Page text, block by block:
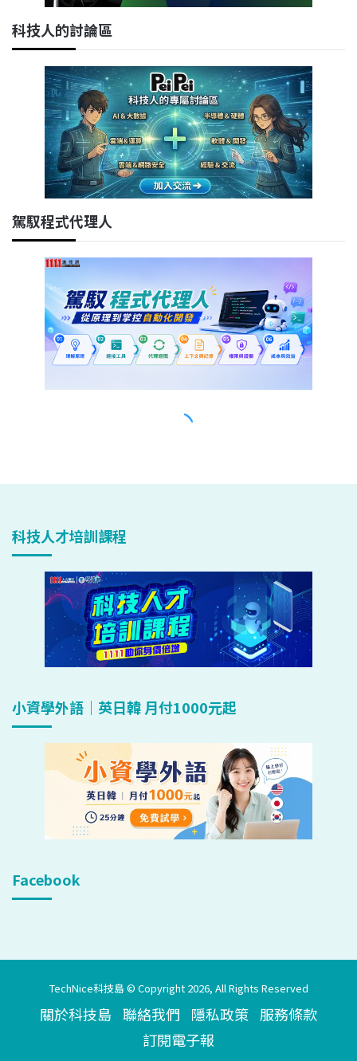
科技人才培訓課程
小資學外語｜英日韓 月付1000元起
Facebook
TechNice科技島 © Copyright 2026, All Rights Reserved
關於科技島 聯絡我們 隱私政策 服務條款
訂閱電子報